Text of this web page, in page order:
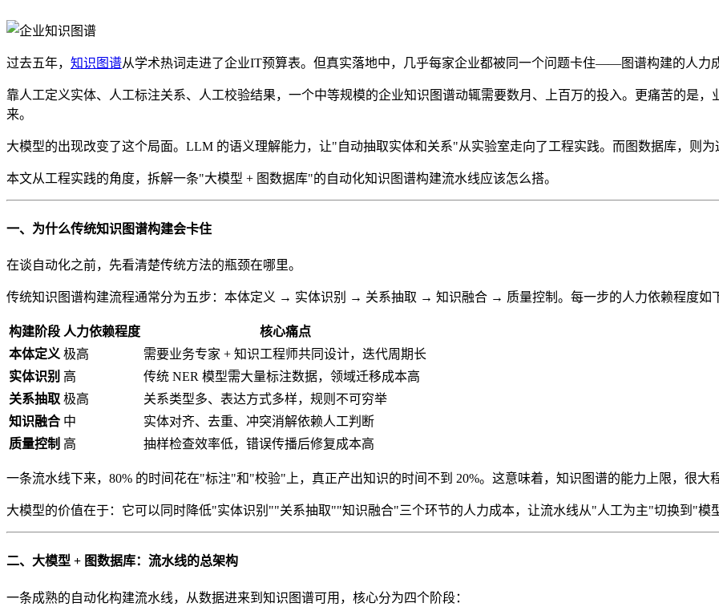
过去五年， 知识图谱从学术热词走进了企业IT预算表。但真实落地中，几乎每家企业都被同一个问题卡住——图谱构建的人力
靠人工定义实体、人工标注关系、人工校验结果，一个中等规模的企业知识图谱动辄需要数月、上百万的投入。更痛苦的是，
来。
大模型的出现改变了这个局面。LLM 的语义理解能力，让"自动抽取实体和关系"从实验室走向了工程实践。而图数据库，则
本文从工程实践的角度，拆解一条"大模型 + 图数据库"的自动化知识图谱构建流水线应该怎么搭。
一、为什么传统知识图谱构建会卡住
在谈自动化之前，先看清楚传统方法的瓶颈在哪里。
传统知识图谱构建流程通常分为五步：本体定义 → 实体识别 → 关系抽取 → 知识融合 → 质量控制。每一步的人力依赖程度如
构建阶段 人力依赖程度
核心痛点
本体定义 极高
需要业务专家 + 知识工程师共同设计，迭代周期长
实体识别 高
传统 NER 模型需大量标注数据，领域迁移成本高
关系抽取 极高
关系类型多、表达方式多样，规则不可穷举
知识融合 中
实体对齐、去重、冲突消解依赖人工判断
质量控制 高 抽样检查效率低，错误传播后修复成本高
一条流水线下来，80% 的时间花在"标注"和"校验"上，真正产出知识的时间不到 20%。这意味着，知识图谱的能力上限，很大
大模型的价值在于：它可以同时降低"实体识别""关系抽取""知识融合"三个环节的人力成本，让流水线从"人工为主"切换到"模
二、大模型 + 图数据库：流水线的总架构
一条成熟的自动化构建流水线，从数据进来到知识图谱可用，核心分为四个阶段：